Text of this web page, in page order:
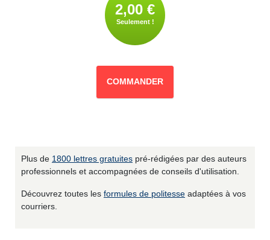
2,00 €
Seulement !
COMMANDER
Plus de 1800 lettres gratuites pré-rédigées par des auteurs
professionnels et accompagnées de conseils d'utilisation.
Découvrez toutes les formules de politesse adaptées à vos
courriers.